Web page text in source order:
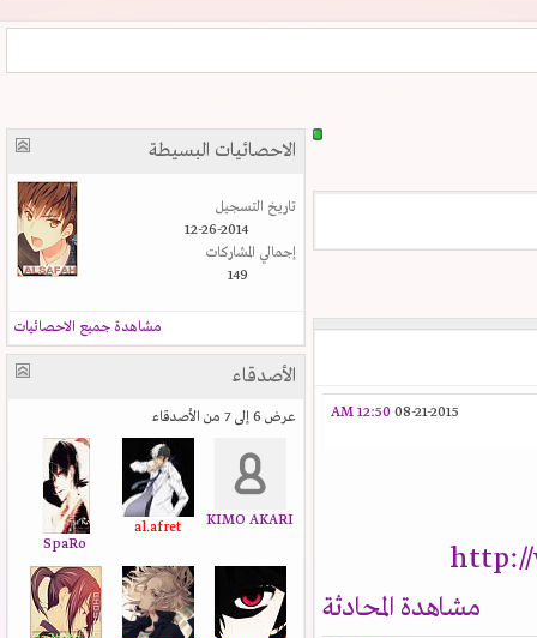
08-21-2015
12:50 AM
http://
مشاهدة المحادثة
الاحصائيات البسيطة
تاريخ التسجيل
12-26-2014
إجمالي المشاركات
149
مشاهدة جميع الاحصائيات
الأصدقاء
عرض 6 إلى 7 من الأصدقاء
KIMO AKARI
al.afret
SpaRo